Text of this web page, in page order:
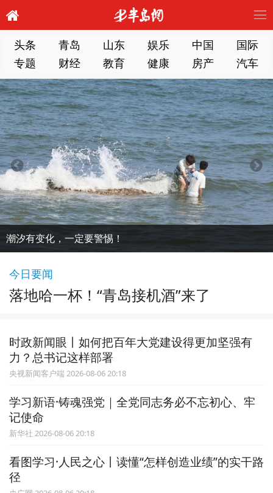
头条 青岛 山东 娱乐 中国
国际
专题
财经 教育 健康 房产 汽车
潮汐有变化，一定要警惕！
今日要闻
落地哈一杯！“青岛接机酒”来了
时政新闻眼丨如何把百年大党建设得更加坚强有
力？总书记这样部署
央视新闻客户端 2026-08-06 20:18
学习新语·铸魂强党｜全党同志务必不忘初心、牢
记使命
新华社 2026-08-06 20:18
看图学习·人民之心丨读懂“怎样创造业绩”的实干路
径